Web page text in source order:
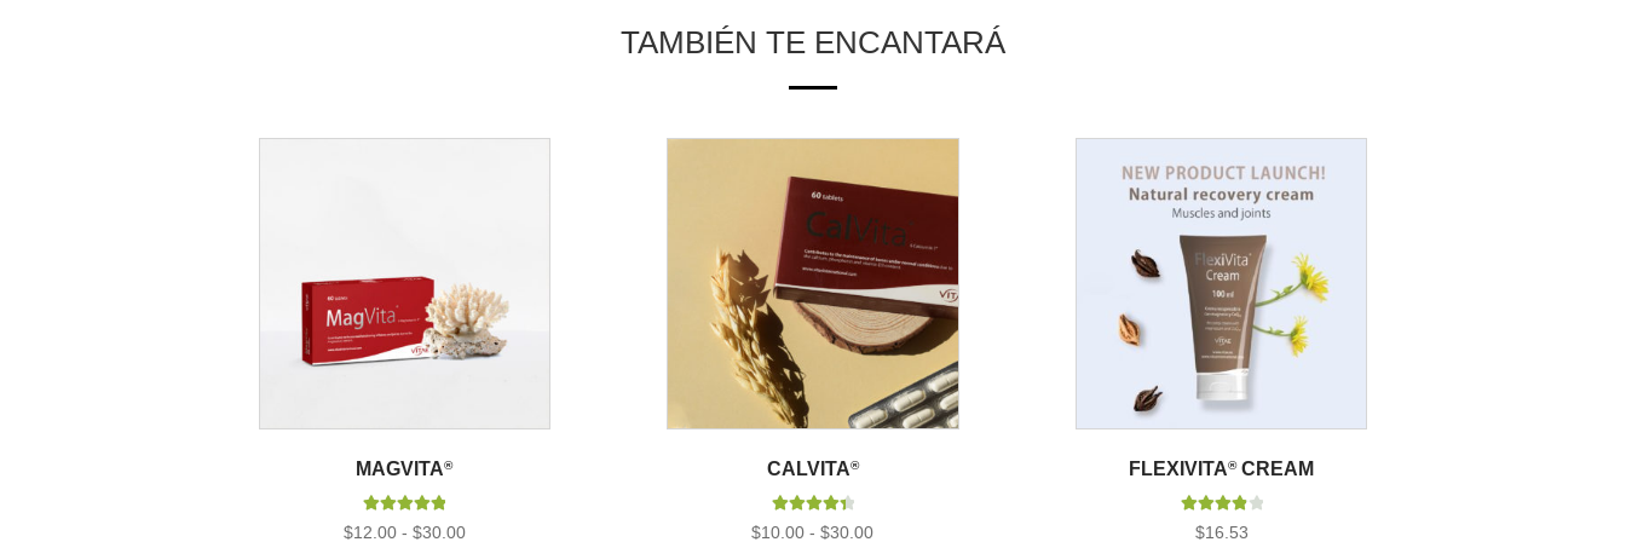
TAMBIÉN TE ENCANTARÁ
MAGVITA®
Valorado con
$12.00 - $30.00Rango
CALVITA®
Valorado
$10.00 - $30.00Rango
FLEXIVITA®CREAM
Valorado
$16.53